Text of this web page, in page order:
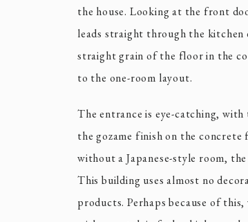
the house. Looking at the front
leads straight through the kitchen
straight grain of the floor in the
to the one-room layout.
The entrance is eye-catching,
the gozame finish on the
without a Japanese-style room,
This building uses almost no
products. Perhaps because of